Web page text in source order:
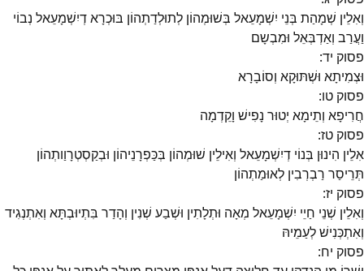
וְאִלֵין שְׁמָהַת בְּנֵי יִשְׁמָעֵאל בְּשׁוּמְהוֹן לְתוּלְדַתְהוֹן בּוּכְרָא דְיִשְׁמָעֵאל נְבוֹי
וַעֲרַב וְאַדְבְּאֵל וּמִבְשָם
פסוק יד:
וּצְמִיתָא וּשְׁתּוּקָא וְסוֹבָרָא
פסוק טו:
חֲרִיפָא וְתֵימָא יְטוּר נָפִישׁ וָקֵדְמָה
פסוק טז:
אִלֵין הִינוּן בְּנוֹי דְיִשְׁמָעֵאל וְאִילֵין שׁוּמְהוֹן בְּכַּפְרָנֵיהוֹן וּבְקַסְטְרָוַותְהוֹן
תְּרֵיסַר רַבְרְבִין לְאוּמַתְהוֹן
פסוק יז:
וְאִלֵין שְׁנֵי חַיֵי יִשְׁמָעֵאל מְאָה וּתְלָתִין וּשְׁבַע שְׁנִין וְהָדַר בִּתְיוּבְתָּא וְאִתְנְגִיד
וְאִתְכְּנִישׁ לְעַמֵיהּ
פסוק יח: